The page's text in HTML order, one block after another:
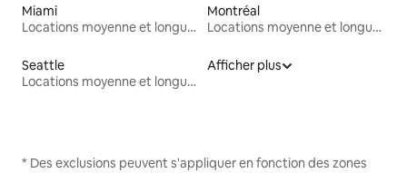
Miami
Locations moyenne et longue durée
Montréal
Locations moyenne et longue durée
Seattle
Locations moyenne et longue durée
Afficher plus
* Des exclusions peuvent s'appliquer en fonction des zones